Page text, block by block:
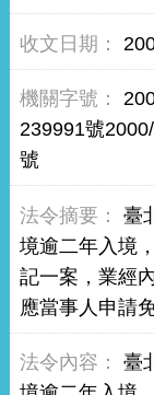
239991號
號
臺
境逾二年入境
記一案，業經
應當事人申請
臺